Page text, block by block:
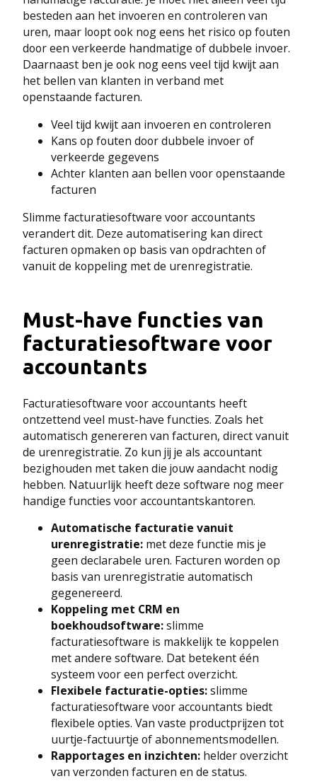
besteden aan het invoeren en controleren van
uren, maar loopt ook nog eens het risico op fouten
door een verkeerde handmatige of dubbele invoer.
Daarnaast ben je ook nog eens veel tijd kwijt aan
het bellen van klanten in verband met
openstaande facturen.
Veel tijd kwijt aan invoeren en controleren
Kans op fouten door dubbele invoer of
verkeerde gegevens
Achter klanten aan bellen voor openstaande
facturen
Slimme facturatiesoftware voor accountants
verandert dit. Deze automatisering kan direct
facturen opmaken op basis van opdrachten of
vanuit de koppeling met de urenregistratie.
Must-have functies van
facturatiesoftware voor
accountants
Facturatiesoftware voor accountants heeft
ontzettend veel must-have functies. Zoals het
automatisch genereren van facturen, direct vanuit
de urenregistratie. Zo kun jij je als accountant
bezighouden met taken die jouw aandacht nodig
hebben. Natuurlijk heeft deze software nog meer
handige functies voor accountantskantoren.
Automatische facturatie vanuit
urenregistratie:met deze functie mis je
geen declarabele uren. Facturen worden op
basis van urenregistratie automatisch
gegenereerd.
Koppeling met CRM en
boekhoudsoftware:slimme
facturatiesoftware is makkelijk te koppelen
met andere software. Dat betekent één
systeem voor een perfect overzicht.
Flexibele facturatie-opties:slimme
facturatiesoftware voor accountants biedt
flexibele opties. Van vaste productprijzen tot
uurtje-factuurtje of abonnementsmodellen.
Rapportages en inzichten:helder overzicht
van verzonden facturen en de status.